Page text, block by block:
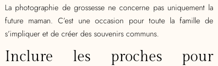
La photographie de grossesse ne concerne pas uniquement la
future maman. C’est une occasion pour toute la famille de
s’impliquer et de créer des souvenirs communs.
Inclure les proches pour